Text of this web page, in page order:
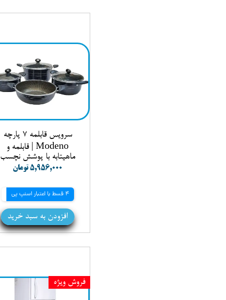
سرویس قابلمه 7 پارچه
Modeno | قابلمه و
ماهیتابه با پوشش نچسب
۵,۹۵۶,۰۰۰ تومان
4 قسط با اعتبار اسنپ پی
افزودن به سبد خرید
فروش ویژه